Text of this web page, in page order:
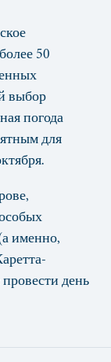
50
выбор
погода
для
именно,
день